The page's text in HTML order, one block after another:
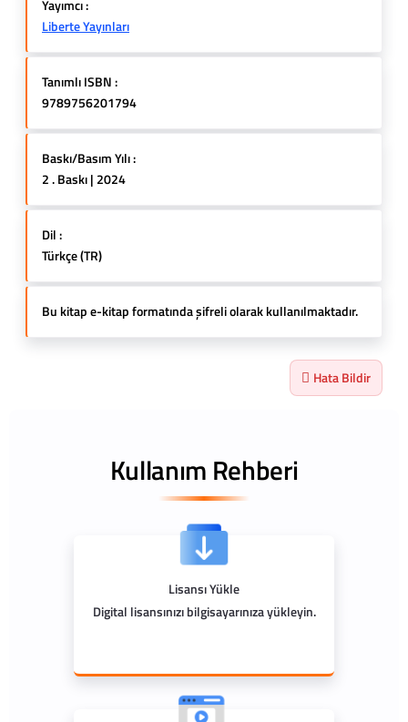
Yayımcı :
Liberte Yayınları
Tanımlı ISBN :
9789756201794
Baskı/Basım Yılı :
2 . Baskı | 2024
Dil :
Türkçe (TR)
Bu kitap e-kitap formatında şifreli olarak kullanılmaktadır.
Hata Bildir
Kullanım Rehberi
Lisansı Yükle
Digital lisansınızı bilgisayarınıza yükleyin.